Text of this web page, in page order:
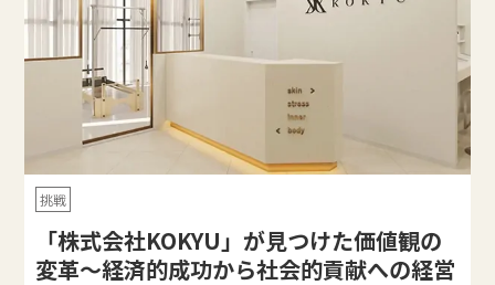
挑戦
「株式会社KOKYU」が見つけた価値観の
変革～経済的成功から社会的貢献への経営